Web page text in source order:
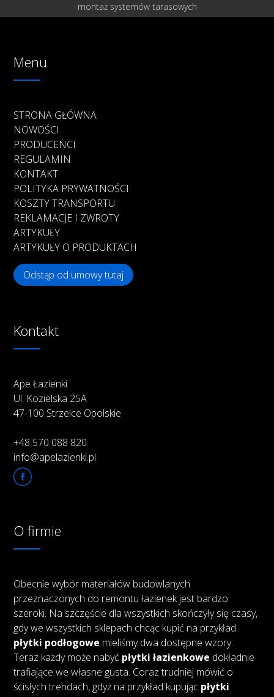
montaż systemów tarasowych
Menu
STRONA GŁÓWNA
NOWOŚCI
PRODUCENCI
REGULAMIN
KONTAKT
POLITYKA PRYWATNOŚCI
KOSZTY TRANSPORTU
REKLAMACJE I ZWROTY
ARTYKUŁY
ARTYKUŁY O PRODUKTACH
Odstąp od umowy tutaj
Kontakt
Ape Łazienki
Ul. Kozielska 25A
47-100 Strzelce Opolskie
+48 570 088 820
info@apelazienki.pl
O firmie
Obecnie wybór materiałów budowlanych
przeznaczonych do remontu łazienek jest bardzo
szeroki. Na szczęście dla wszystkich skończyły się czasy,
gdy we wszystkich sklepach chcąc kupić na przykład
płytki podłogowe mieliśmy dwa dostępne wzory.
Teraz każdy może nabyć płytki łazienkowe dokładnie
trafiające we własne gusta. Coraz trudniej mówić o
ścisłych trendach, gdyż na przykład kupując płytki